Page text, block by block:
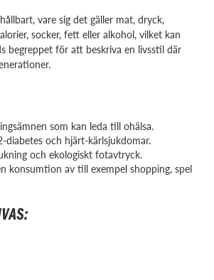
vare sig det gäller mat, dryck,
socker, fett eller alkohol, vilket kan
begreppet för att beskriva en livsstil där
som kan leda till ohälsa.
diabetes och hjärt-kärlsjukdomar.
och ekologiskt fotavtryck.
konsumtion av till exempel shopping, spel